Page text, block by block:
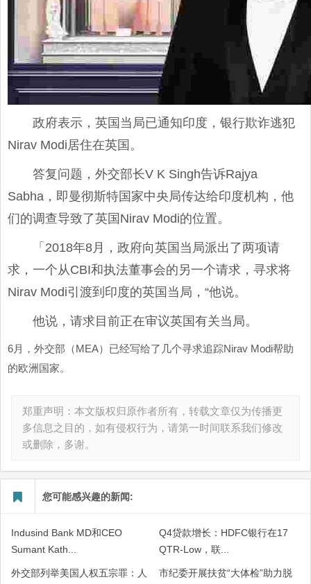
政府表示，英国当局已通知印度，银行欺诈逃犯
Nirav Modi居住在英国。
答复问题，外交部长V K Singh告诉Rajya
Sabha，即曼彻斯特国家中央局传达给印度机构，他
们的调查导致了英国Nirav Modi的位置。
「2018年8月，政府向英国当局派出了两项请
求，一个从CBI和执法董事会的另一个请求，寻求将
Nirav Modi引渡到印度的英国当局，“他说。
他说，请求目前正在审议英国有关当局。
6月，外交部（MEA）已经写给了几个寻求追踪Nirav Modi帮助
的欧洲国家。
郑重声明：本文版权归原作者所有，转载文章仅为传播更
多信息之目的，如有侵权行为，请第一时间联系我们修改
或删除，多谢。
您可能感兴趣的新闻:
Indusind Bank MD和CEO
Sumant Kath...
Q4贷款增长：HDFC银行在17
QTR-Low，联...
外交部列举美国人权五宗罪：人 市纪委开展扶贫“大体检”助力脱